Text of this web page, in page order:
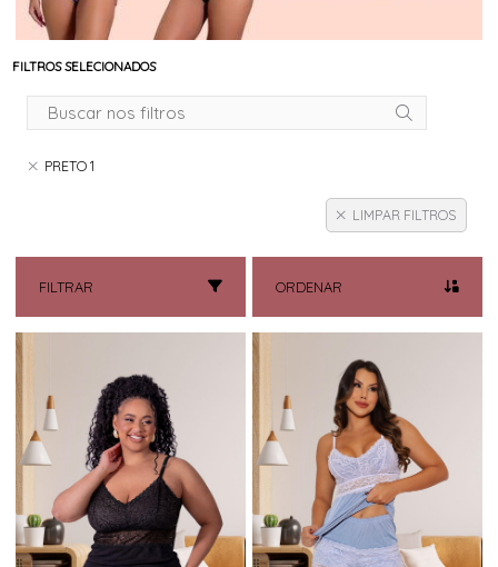
FILTROS SELECIONADOS
PRETO 1
LIMPAR FILTROS
FILTRAR ORDENAR